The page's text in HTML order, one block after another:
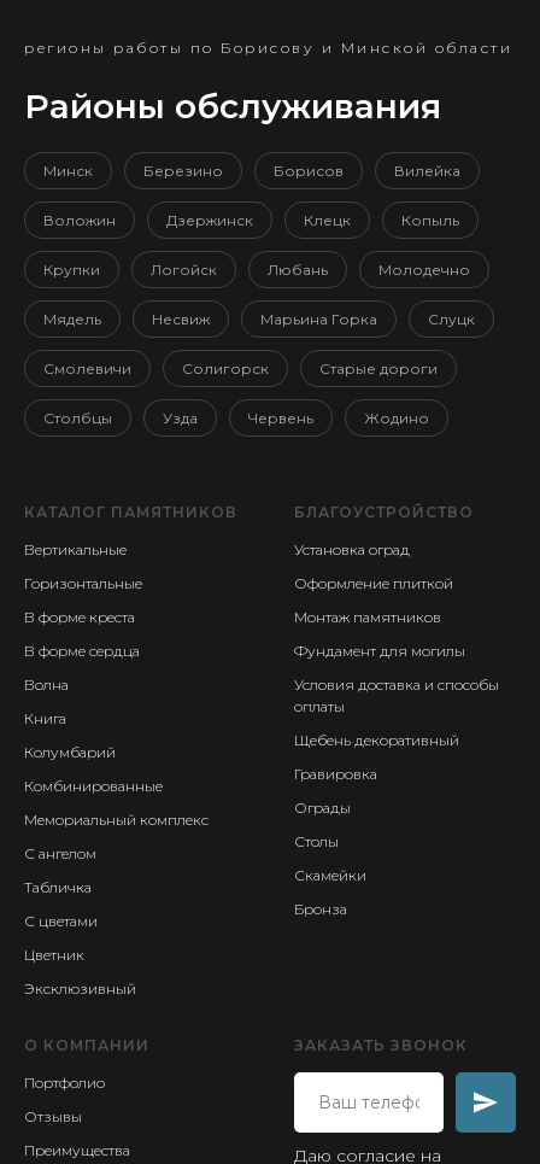
регионы работы по Борисову и Минской области
Районы обслуживания
Минск Березино Борисов Вилейка
Воложин Дзержинск Клецк Копыль
Крупки Логойск Любань Молодечно
Мядель Несвиж Марьина Горка Слуцк
Смолевичи Солигорск Старые дороги
Столбцы Узда Червень Жодино
КАТАЛОГ ПАМЯТНИКОВ
Вертикальные
Горизонтальные
В форме креста
В форме сердца
Волна
Книга
Колумбарий
Комбинированные
Мемориальный комплекс
С ангелом
Табличка
С цветами
Цветник
Эксклюзивный
БЛАГОУСТРОЙСТВО
Установка оград
Оформление плиткой
Монтаж памятников
Фундамент для могилы
Условия доставка и способы
оплаты
Щебень декоративный
Гравировка
Ограды
Столы
Скамейки
Бронза
О КОМПАНИИ
Портфолио
Отзывы
Преимущества
ЗАКАЗАТЬ ЗВОНОК
Даю согласие на